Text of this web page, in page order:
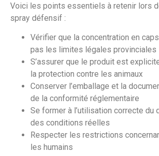
Voici les points essentiels à retenir lors de
spray défensif :
Vérifier que la concentration en
pas les limites légales provinciales
S’assurer que le produit est
la protection contre les animaux
Conserver l’emballage et la
de la conformité réglementaire
Se former à l’utilisation correcte du
des conditions réelles
Respecter les restrictions
les humains